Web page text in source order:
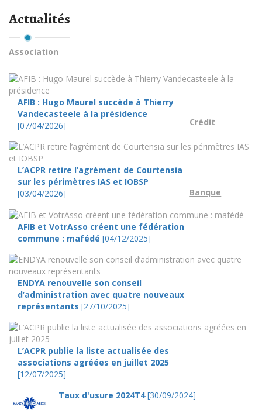
Actualités
Association
AFIB : Hugo Maurel succède à Thierry
Vandecasteele à la présidence
[07/04/2026]
L’ACPR retire l’agrément de Courtensia
sur les périmètres IAS et IOBSP
[03/04/2026]
AFIB et VotrAsso créent une fédération
commune : mafédé [04/12/2025]
ENDYA renouvelle son conseil
d’administration avec quatre nouveaux
représentants [27/10/2025]
L’ACPR publie la liste actualisée des
associations agréées en juillet 2025
[12/07/2025]
Crédit
Taux d'usure 2024T4[30/09/2024]
Banque